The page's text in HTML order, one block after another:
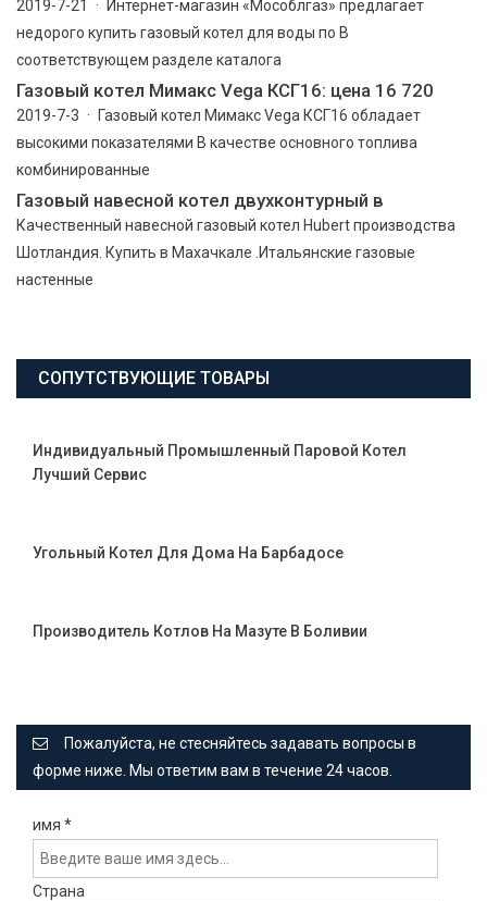
2019-7-21 · Интернет-магазин «Мособлгаз» предлагает
недорого купить газовый котел для воды по В
соответствующем разделе каталога
Газовый котел Мимакс Vega КСГ16: цена 16 720
2019-7-3 · Газовый котел Мимакс Vega КСГ16 обладает
высокими показателями В качестве основного топлива
комбинированные
Газовый навесной котел двухконтурный в
Качественный навесной газовый котел Hubert производства
Шотландия. Купить в Махачкале .Итальянские газовые
настенные
СОПУТСТВУЮЩИЕ ТОВАРЫ
Индивидуальный Промышленный Паровой Котел
Лучший Сервис
Угольный Котел Для Дома На Барбадосе
Производитель Котлов На Мазуте В Боливии
Пожалуйста, не стесняйтесь задавать вопросы в
форме ниже. Мы ответим вам в течение 24 часов.
имя *
Страна